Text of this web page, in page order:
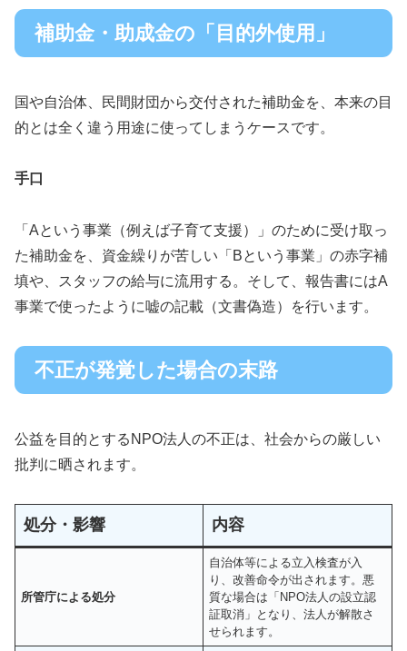
補助金・助成金の「目的外使用」
国や自治体、民間財団から交付された補助金を、本来の目
的とは全く違う用途に使ってしまうケースです。
手口
「Aという事業（例えば子育て支援）」のために受け取っ
た補助金を、資金繰りが苦しい「Bという事業」の赤字補
填や、スタッフの給与に流用する。そして、報告書にはA
事業で使ったように嘘の記載（文書偽造）を行います。
不正が発覚した場合の末路
公益を目的とするNPO法人の不正は、社会からの厳しい
批判に晒されます。
処分・影響 内容
所管庁による処分
自治体等による立入検査が入
り、改善命令が出されます。悪
質な場合は「NPO法人の設立認
証取消」となり、法人が解散さ
せられます。